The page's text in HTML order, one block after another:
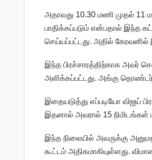
அதாவது 10.30 மணி முதல் 11
பாதிக்கப்படும் என்பதால் இந்த
செய்யப்பட்டது. அதில்
இந்த பிரச்சாரத்திற்காக அவர்
அளிக்கப்பட்டது. அங்கு
இதையடுத்து எப்படியோ விஜய்
இதனால் அவரால் 15 நிமிடங்கள்
இந்த நிலையில் அவருக்கு
கூட்டம் அதிகமாகியுள்ளது.